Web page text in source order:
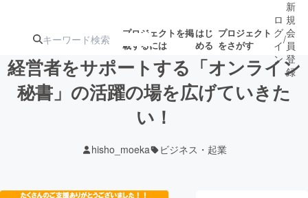
プロジェクトを掲
載するには
はじ
める
プロジェクト
をさがす
注目の新着プロ
ロ
グ
イ
ン
/
新
規
会
員
登
録
経営者をサポートする「オンライン
秘書」の活躍の場を広げていきた
い！
hisho_moeka ビジネス・起業